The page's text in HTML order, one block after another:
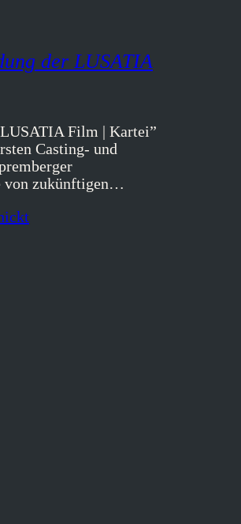
der LUSATIA
Film | Kartei”
Casting- und
von zukünftigen…